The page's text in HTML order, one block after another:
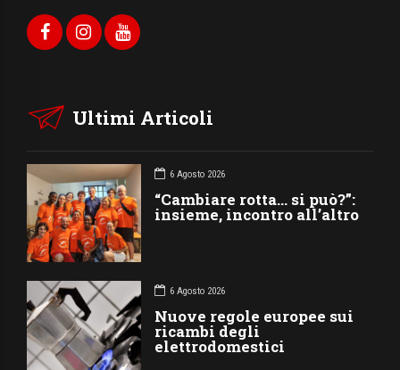
Ultimi Articoli
6 Agosto 2026
“Cambiare rotta… si può?”:
insieme, incontro all’altro
6 Agosto 2026
Nuove regole europee sui
ricambi degli
elettrodomestici